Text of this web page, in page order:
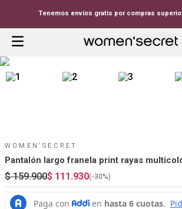
Tenemos envíos gratis por compras
WOMEN'SECRET
Pantalón largo franela print rayas
$ 159.900$ 111.930(-30%)